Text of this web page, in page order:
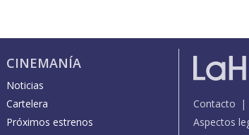
CINEMANÍA
Noticias
Cartelera
Próximos estrenos
Contacto
Aspectos